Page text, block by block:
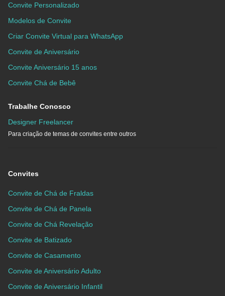
Convite Personalizado
Modelos de Convite
Criar Convite Virtual para WhatsApp
Convite de Aniversário
Convite Aniversário 15 anos
Convite Chá de Bebê
Trabalhe Conosco
Designer Freelancer
Para criação de temas de convites entre outros
Convites
Convite de Chá de Fraldas
Convite de Chá de Panela
Convite de Chá Revelação
Convite de Batizado
Convite de Casamento
Convite de Aniversário Adulto
Convite de Aniversário Infantil